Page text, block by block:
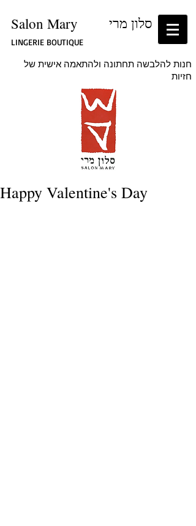
Salon Mary סלון מרי
LINGERIE BOUTIQUE
חנות להלבשה תחתונה ולהתאמה אישית של
חזיות
Happy Valentine's Day